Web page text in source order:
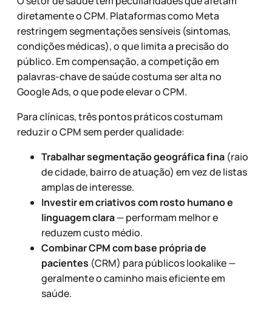
diretamente o CPM. Plataformas como Meta
restringem segmentações sensíveis (sintomas,
condições médicas), o que limita a precisão do
público. Em compensação, a competição em
palavras-chave de saúde costuma ser alta no
Google Ads, o que pode elevar o CPM.
Para clínicas, três pontos práticos costumam
reduzir o CPM sem perder qualidade:
Trabalhar segmentação geográfica fina (raio
de cidade, bairro de atuação) em vez de listas
amplas de interesse.
Investir em criativos com rosto humano e
linguagem clara— performam melhor e
reduzem custo médio.
Combinar CPM com base própria de
pacientes (CRM) para públicos lookalike —
geralmente o caminho mais eficiente em
saúde.